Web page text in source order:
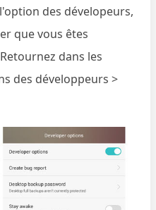
des dévelopeurs,
que vous êtes
dans les
des développeurs >